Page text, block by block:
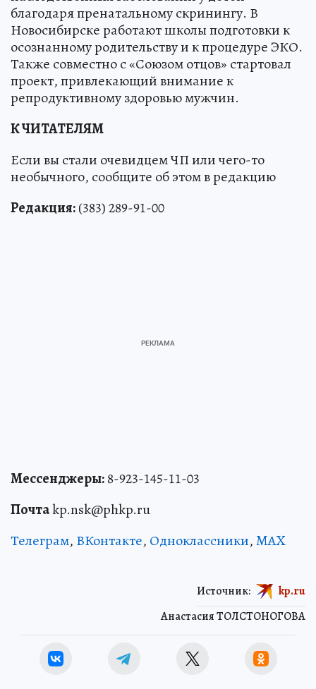
благодаря пренатальному скринингу. В
Новосибирске работают школы подготовки к
осознанному родительству и к процедуре ЭКО.
Также совместно с «Союзом отцов» стартовал
проект, привлекающий внимание к
репродуктивному здоровью мужчин.
К ЧИТАТЕЛЯМ
Если вы стали очевидцем ЧП или чего-то
необычного, сообщите об этом в редакцию
Редакция:(383) 289-91-00
Мессенджеры:8-923-145-11-03
Почтаkp.nsk@phkp.ru
Телеграм, ВКонтакте, Одноклассники,MAX
Анастасия ТОЛСТОНОГОВА
Источник: kp.ru